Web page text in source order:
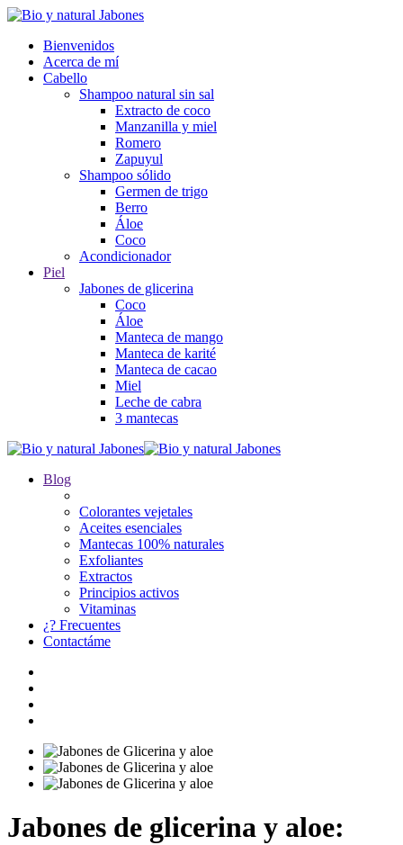
Bienvenidos
Acerca de mí
Cabello
Shampoo natural sin sal
Extracto de coco
Manzanilla y miel
Romero
Zapuyul
Shampoo sólido
Germen de trigo
Berro
Áloe
Coco
Acondicionador
Piel
Jabones de glicerina
Coco
Áloe
Manteca de mango
Manteca de karité
Manteca de cacao
Miel
Leche de cabra
3 mantecas
Blog
Colorantes vejetales
Aceites esenciales
Mantecas 100% naturales
Exfoliantes
Extractos
Principios activos
Vitaminas
¿? Frecuentes
Contactáme
Jabones de glicerina y aloe: